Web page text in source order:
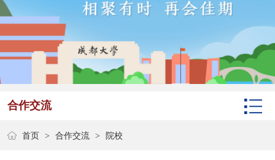
合作交流
首页 > 合作交流 > 院校